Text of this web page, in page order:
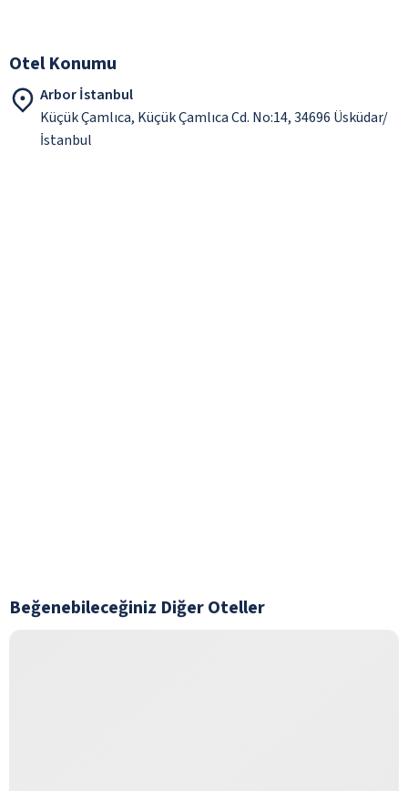
Otel Konumu
Arbor İstanbul
Küçük Çamlıca, Küçük Çamlıca Cd. No:14, 34696 Üsküdar/
İstanbul
Beğenebileceğiniz Diğer Oteller